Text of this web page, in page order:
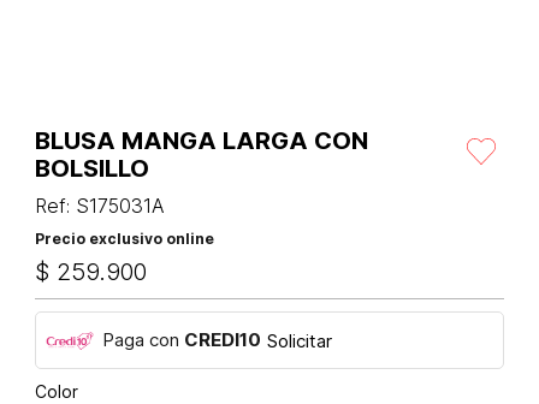
BLUSA MANGA LARGA CON
BOLSILLO
Ref: S175031A
Precio exclusivo online
$ 259.900
Paga con CREDI10 Solicitar
Color